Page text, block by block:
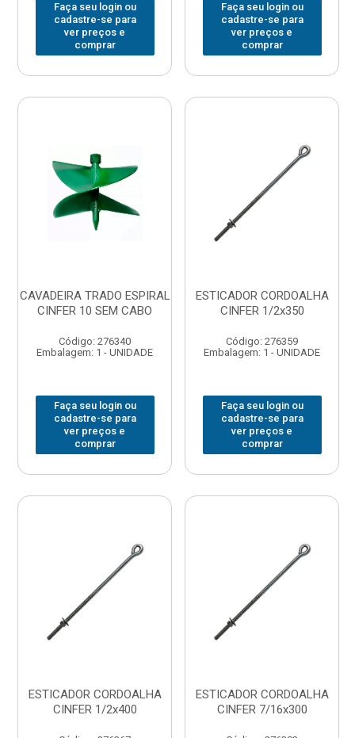
Faça seu login ou
cadastre-se para
ver preços e
comprar
Faça seu login ou
cadastre-se para
ver preços e
comprar
CAVADEIRA TRADO ESPIRAL
CINFER 10 SEM CABO
Código: 276340
Embalagem: 1 - UNIDADE
Faça seu login ou
cadastre-se para
ver preços e
comprar
ESTICADOR CORDOALHA
CINFER 1/2x350
Código: 276359
Embalagem: 1 - UNIDADE
Faça seu login ou
cadastre-se para
ver preços e
comprar
ESTICADOR CORDOALHA
CINFER 1/2x400
ESTICADOR CORDOALHA
CINFER 7/16x300